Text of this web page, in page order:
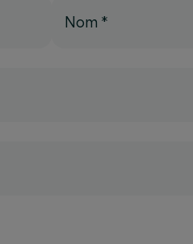
Nom *